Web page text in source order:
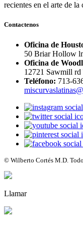
recientes en el arte de la
Contactenos
Oficina de
50 Briar Hollow
Oficina de
12721 Sawmill rd
Teléfono: 713-
© Wilberto Cortés M.D.
Llamar